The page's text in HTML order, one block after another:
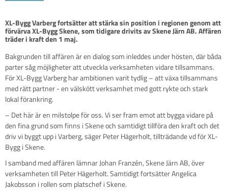
XL-Bygg Varberg fortsätter att stärka sin position i regionen genom att
förvärva XL-Bygg Skene, som tidigare drivits av Skene Järn AB. Affären
träder i kraft den 1 maj.
Bakgrunden till affären är en dialog som inleddes under hösten, där båda
parter såg möjligheter att utveckla verksamheten vidare tillsammans.
För XL-Bygg Varberg har ambitionen varit tydlig – att växa tillsammans
med rätt partner - en välskött verksamhet med gott rykte och stark
lokal förankring.
– Det här är en milstolpe för oss. Vi ser fram emot att bygga vidare på
den fina grund som finns i Skene och samtidigt tillföra den kraft och det
driv vi byggt upp i Varberg, säger Peter Hägerholt, tillträdande vd för XL-
Bygg i Skene.
I samband med affären lämnar Johan Franzén, Skene Järn AB, över
verksamheten till Peter Hägerholt. Samtidigt fortsätter Angelica
Jakobsson i rollen som platschef i Skene.